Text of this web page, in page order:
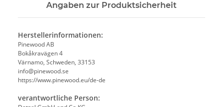
Angaben zur Produktsicherheit
Herstellerinformationen:
Pinewood AB
Bokåkravägen 4
Värnamo, Schweden, 33153
info@pinewood.se
https://www.pinewood.eu/de-de
verantwortliche Person: